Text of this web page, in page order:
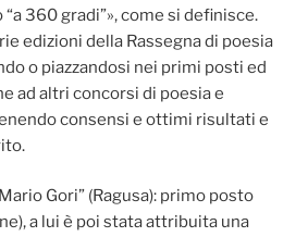
360 gradi”», come si definisce.
edizioni della Rassegna di poesia
o piazzandosi nei primi posti ed
ad altri concorsi di poesia e
consensi e ottimi risultati e
Gori” (Ragusa): primo posto
a lui è poi stata attribuita una